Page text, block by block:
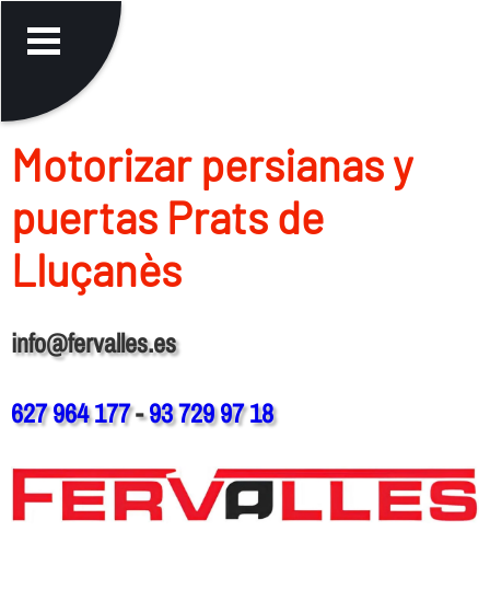
Motorizar persianas y
puertas Prats de
Lluçanès
info@fervalles.es
627 964 177-93 729 97 18